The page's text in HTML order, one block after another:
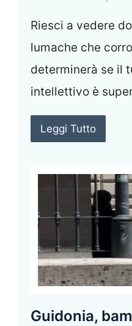
Riesci a vedere
lumache che
determinerà se il
intellettivo è
Leggi Tutto
Guidonia,